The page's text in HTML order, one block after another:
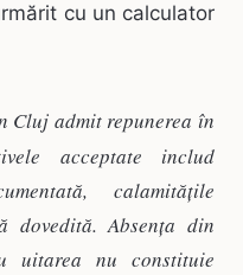
cu un calculator
Cluj admit repunerea în
acceptate includ
calamitățile
dovedită. Absența din
uitarea nu constituie